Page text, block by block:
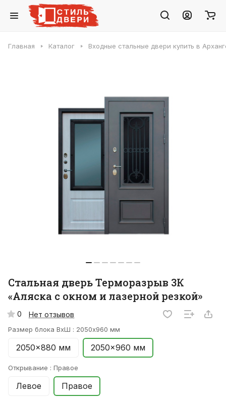
Главная Каталог Входные стальные двери купить в
Стальная дверь Терморазрыв 3К
«Аляска с окном и лазерной резкой»
0 Нет отзывов
Размер блока ВхШ : 2050x960 мм
2050x880 мм 2050x960 мм
Открывание : Правое
Левое Правое